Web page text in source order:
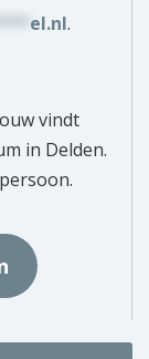
el.nl.
vindt
in Delden.